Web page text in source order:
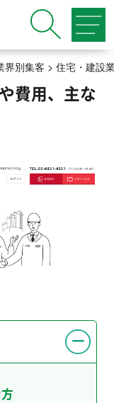
界別集客 > 住宅・建設
費用、主な